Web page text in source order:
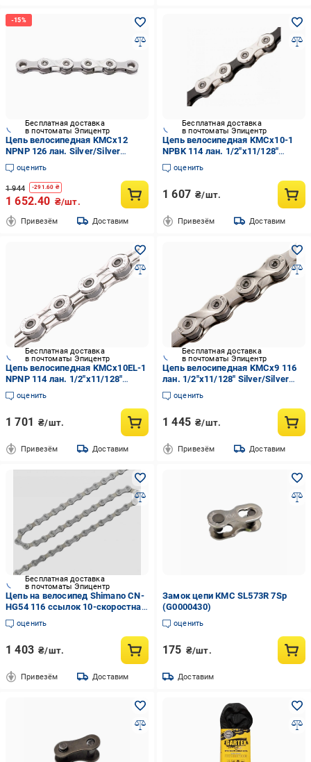
Бесплатная доставка
в почтоматы Эпицентр
Цепь велосипедная KMCx12
NPNP 126 лан. Silver/Silver
(CHA-36-92)
оценить
1 944 -291.60 ₴
1 652.40 ₴/шт.
Привезём Доставим
Бесплатная доставка
в почтоматы Эпицентр
Цепь велосипедная KMCx10-1
NPBK 114 лан. 1/2"x11/128"
Silver/Black (CHA-91-29)
оценить
1 607 ₴/шт.
Привезём Доставим
Бесплатная доставка
в почтоматы Эпицентр
Цепь велосипедная KMCx10EL-1
NPNP 114 лан. 1/2"x11/128"
Silver/Silver (CHA-42-13)
оценить
1 701 ₴/шт.
Привезём Доставим
Бесплатная доставка
в почтоматы Эпицентр
Цепь велосипедная KMCx9 116
лан. 1/2"x11/128" Silver/Silver
(CHA-12-03-50)
оценить
1 445 ₴/шт.
Привезём Доставим
Бесплатная доставка
в почтоматы Эпицентр
Цепь на велосипед Shimano CN-
HG54 116 ссылок 10-скоростная
(ICNHG54116I)
оценить
1 403 ₴/шт.
Привезём Доставим
Замок цепи КМС SL573R 7Sp
(G0000430)
оценить
175 ₴/шт.
Доставим